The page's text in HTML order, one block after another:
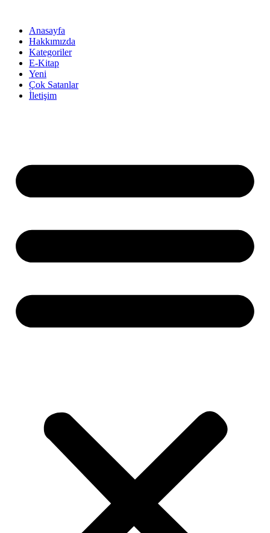
Anasayfa
Hakkımızda
Kategoriler
E-Kitap
Yeni
Çok Satanlar
İletişim